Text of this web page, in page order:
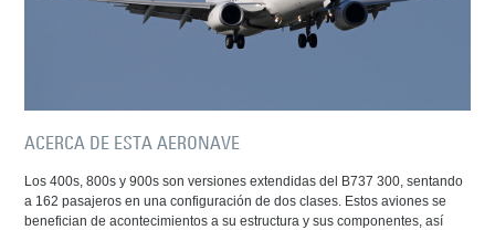
ACERCA DE ESTA AERONAVE
Los 400s, 800s y 900s son versiones extendidas del B737 300, sentando
a 162 pasajeros en una configuración de dos clases. Estos aviones se
benefician de acontecimientos a su estructura y sus componentes, así